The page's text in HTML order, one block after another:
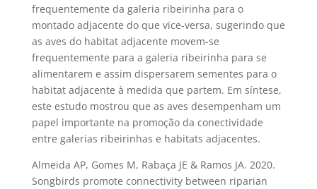
frequentemente da galeria ribeirinha para o
montado adjacente do que vice-versa, sugerindo que
as aves do habitat adjacente movem-se
frequentemente para a galeria ribeirinha para se
alimentarem e assim dispersarem sementes para o
habitat adjacente à medida que partem. Em síntese,
este estudo mostrou que as aves desempenham um
papel importante na promoção da conectividade
entre galerias ribeirinhas e habitats adjacentes.
Almeida AP, Gomes M, Rabaça JE & Ramos JA. 2020.
Songbirds promote connectivity between riparian